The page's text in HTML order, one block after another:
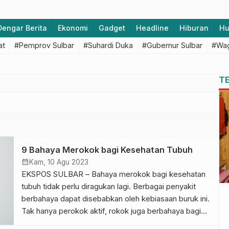
Berita Ekonomi Gadget Headline Hiburan
#Pemprov Sulbar #Suhardi Duka #Gubernur Sulbar
9 Bahaya Merokok bagi Kesehatan Tubuh
calendar_month Kam, 10 Agu 2023
EKSPOS SULBAR – Bahaya merokok bagi kesehatan
tubuh tidak perlu diragukan lagi. Berbagai penyakit
berbahaya dapat disebabkan oleh kebiasaan buruk ini.
Tak hanya perokok aktif, rokok juga berbahaya bagi